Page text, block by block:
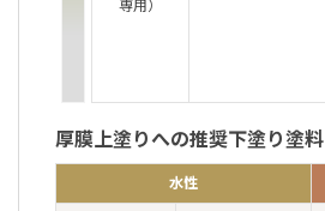
専用）
厚膜上塗りへの推奨下塗り塗料
水性